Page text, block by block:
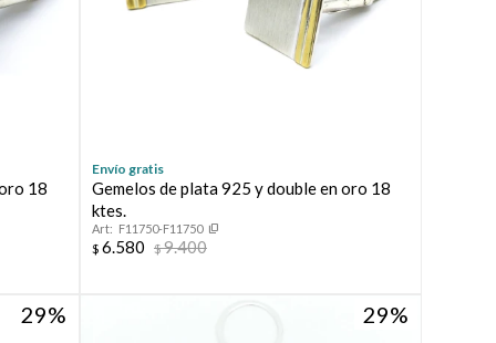
18
Envío gratis
Gemelos de plata 925 y double en oro 18
ktes.
F11750-F11750
$ 6.580 $9.400
29 29